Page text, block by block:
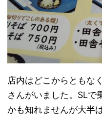
店内はどこからともな
さんがいました。SLで
かも知れませんが大半